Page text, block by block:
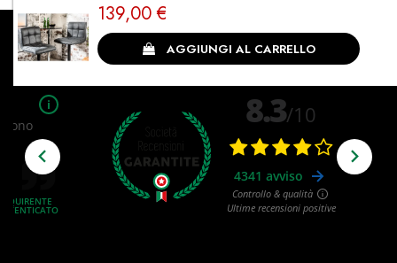
139,00 €
AGGIUNGI AL CARRELLO
Cliente soddisfatto